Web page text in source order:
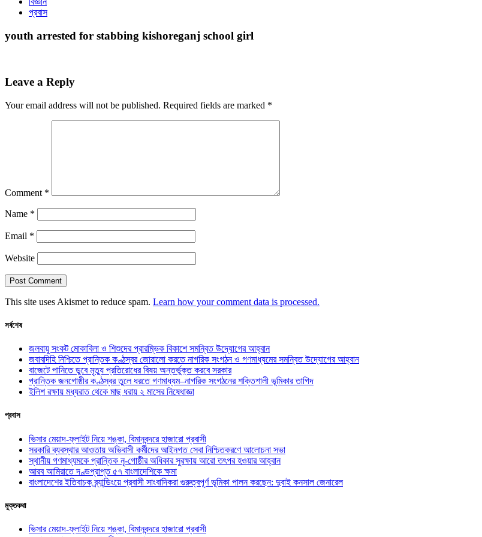
প্রবাস
youth arrested for stabbing kishoreganj school girl
Leave a Reply
Your email address will not be published. Required fields are marked *
Comment *
Name *
Email *
Website
This site uses Akismet to reduce spam. Learn how your comment data is processed.
সর্বশেষ
জলবায়ু সংকট মোকাবিলা ও শিশুদের প্রারম্ভিক বিকাশে সমন্বিত উদ্যোগের আহ্বান
জবাবদিহি নিশ্চিতে প্রান্তিক কণ্ঠস্বর জোরালো করতে নাগরিক সংগঠন ও গণমাধ্যমের সমন্বিত উদ্যোগের আহ্বান
বাজেটে পানিতে ডুবে মৃত্যু প্রতিরোধের বিষয় অন্তর্ভুক্ত করবে সরকার
প্রান্তিক জনগোষ্ঠীর কণ্ঠস্বর তুলে ধরতে গণমাধ্যম–নাগরিক সংগঠনের শক্তিশালী ভূমিকার তাগিদ
ইলিশ রক্ষায় মধ্যরাত থেকে মাছ ধরায় ২ মাসের নিষেধাজ্ঞা
প্রবাস
ভিসার মেয়াদ-ফ্লাইট নিয়ে শঙ্কা, বিমানবন্দরে হাজারো প্রবাসী
সরকারি ব্যবস্থার আওতায় অভিবাসী কর্মীদের আইনগত সেবা নিশ্চিতকরণে আলোচনা সভা
স্থানীয় গণমাধ্যমকে প্রান্তিক নৃ-গোষ্ঠীর অধিকার সুরক্ষায় আরো তৎপর হওয়ার আহ্বান
আরব আমিরাতে দণ্ডপ্রাপ্ত ৫৭ বাংলাদেশিকে ক্ষমা
বাংলাদেশের ইতিবাচক ব্র্যান্ডিংয়ে প্রবাসী সাংবাদিকরা গুরুত্বপূর্ণ ভূমিকা পালন করছেন: দুবাই কনসাল জেনারেল
মুক্তকথা
ভিসার মেয়াদ-ফ্লাইট নিয়ে শঙ্কা, বিমানবন্দরে হাজারো প্রবাসী